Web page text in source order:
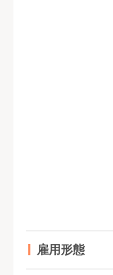
雇用形態